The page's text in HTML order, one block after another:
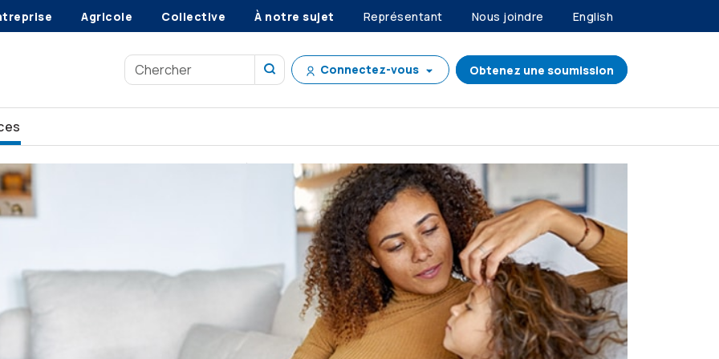
Agricole Collective À notre sujet Représentant Nous joindre English
Connectez-vous Obtenez une soumission
l’avenir Investir quand les marchés plongent